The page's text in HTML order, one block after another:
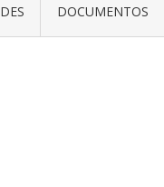
DOCUMENTOS